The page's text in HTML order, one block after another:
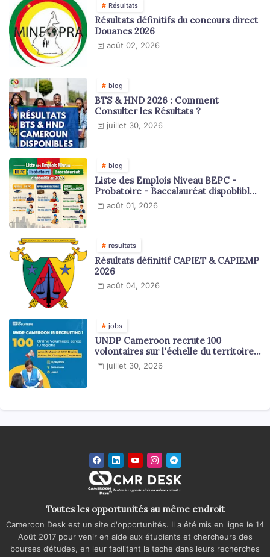
Résultats
Résultats définitifs du concours direct
Douanes 2026
août 02, 2026
blog
BTS & HND 2026 : Comment
Consulter les Résultats ?
juillet 30, 2026
blog
Liste des Emplois Niveau BEPC -
Probatoire - Baccalauréat dispoblible
en 2026
août 01, 2026
resultats
Résultats définitif CAPIET & CAPIEMP
2026
août 04, 2026
jobs
UNDP Cameroon recrute 100
volontaires sur l'échelle du territoire
national
juillet 30, 2026
Toutes les opportunités au même endroit
Cameroon Desk est un site d'opportunités. Il a été mis en ligne le 14
Août 2017 pour venir en aide aux étudiants et chercheurs des
bourses d’études, en leur facilitant la tache dans leurs recherches